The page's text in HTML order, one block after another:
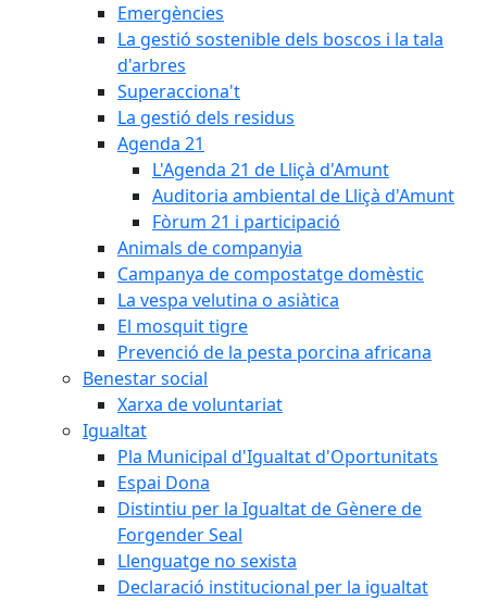
Emergències
La gestió sostenible dels boscos i la tala
d'arbres
Superacciona't
La gestió dels residus
Agenda 21
L'Agenda 21 de Lliçà d'Amunt
Auditoria ambiental de Lliçà d'Amunt
Fòrum 21 i participació
Animals de companyia
Campanya de compostatge domèstic
La vespa velutina o asiàtica
El mosquit tigre
Prevenció de la pesta porcina africana
Benestar social
Xarxa de voluntariat
Igualtat
Pla Municipal d'Igualtat d'Oportunitats
Espai Dona
Distintiu per la Igualtat de Gènere de
Forgender Seal
Llenguatge no sexista
Declaració institucional per la igualtat